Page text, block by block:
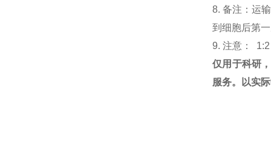
8. 备注：运
到细胞后第
9. 注意： 1:2
仅用于科研
服务。以实